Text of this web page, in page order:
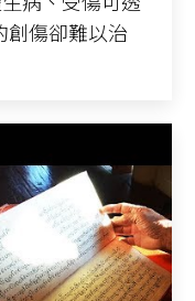
創傷卻難以治